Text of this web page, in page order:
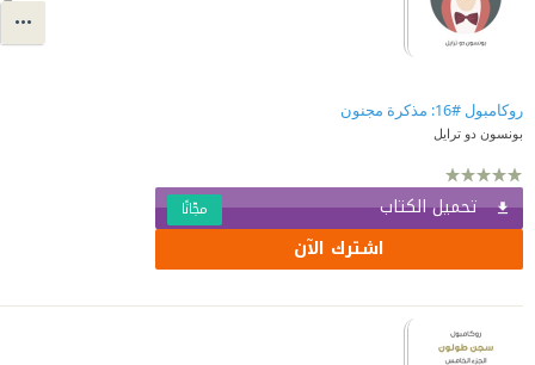
روكامبول #16: مذكرة مجنون
بونسون دو ترايل
تحميل الكتاب مجّانًا
اشترك الآن